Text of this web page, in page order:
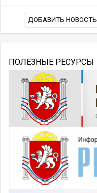
ДОБАВИТЬ НОВОСТЬ
ПОЛЕЗНЫЕ РЕСУРСЫ